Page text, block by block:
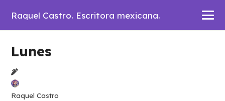
Raquel Castro. Escritora mexicana.
Lunes
Raquel Castro